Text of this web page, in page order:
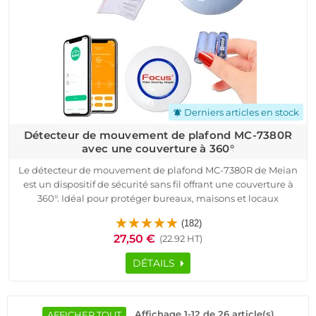
notifications_active Derniers articles en stock
Détecteur de mouvement de plafond MC-7380R
avec une couverture à 360°
Le détecteur de mouvement de plafond MC-7380R de Meian
est un dispositif de sécurité sans fil offrant une couverture à
360°. Idéal pour protéger bureaux, maisons et locaux
détecter les mouvements avec précision. Disponible en
fréquences de 433 MHz et 868 MHz, il garantit une
transmission sécurisée grâce à la modulation à code tournant
ASK.
permet une surveillance continue via une application mobile
(182)
27,50 € (22.92 HT)
DÉTAILS